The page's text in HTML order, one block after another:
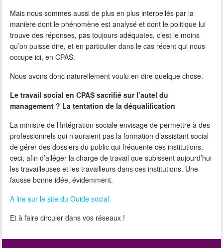
Mais nous sommes aussi de plus en plus interpellés par la
manière dont le phénomène est analysé et dont le politique lui
trouve des réponses, pas toujours adéquates, c’est le moins
qu’on puisse dire, et en particulier dans le cas récent qui nous
occupe ici, en CPAS.
Nous avons donc naturellement voulu en dire quelque chose.
Le travail social en CPAS sacrifié sur l’autel du
management ? La tentation de la déqualification
La ministre de l’Intégration sociale envisage de permettre à des
professionnels qui n’auraient pas la formation d’assistant social
de gérer des dossiers du public qui fréquente ces institutions,
ceci, afin d’alléger la charge de travail que subissent aujourd’hui
les travailleuses et les travailleurs dans ces institutions. Une
fausse bonne idée, évidemment.
A lire sur le site du Guide social
Et à faire circuler dans vos réseaux !